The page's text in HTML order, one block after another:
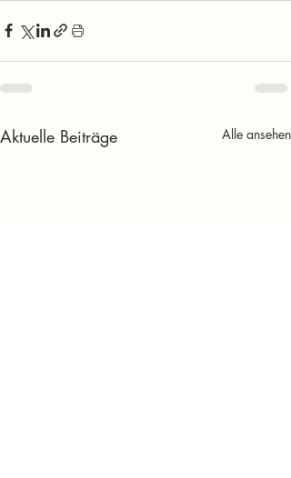
Aktuelle Beiträge Alle ansehen